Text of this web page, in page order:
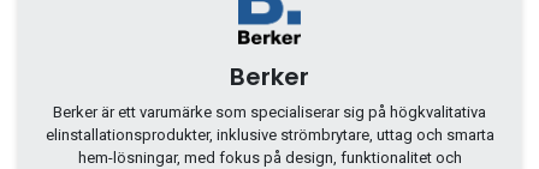
Ljud/video och multimedia
Skärmar och Projektorer
Olika produkter
Servrar och lagringsutrustning
Berker
Berker är ett varumärke som specialiserar sig på högkvalitativa
elinstallationsprodukter, inklusive strömbrytare, uttag och smarta
hem-lösningar, med fokus på design, funktionalitet och